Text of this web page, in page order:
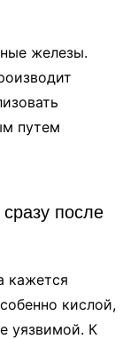
железы.
путем
после
кажется
кислой,
уязвимой. К